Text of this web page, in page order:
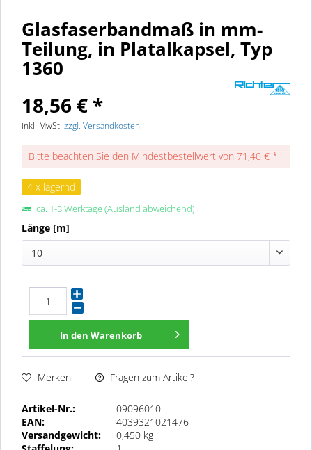
Glasfaserbandmaß in mm-
Teilung, in Platalkapsel, Typ
1360
18,56 € *
inkl. MwSt. zzgl. Versandkosten
Bitte beachten Sie den Mindestbestellwert von 71,40 € *
4 x lagernd
ca. 1-3 Werktage (Ausland abweichend)
Länge [m]
10
In den Warenkorb
Merken Fragen zum Artikel?
Artikel-Nr.:
09096010
EAN:
4039321021476
Versandgewicht:
0,450 kg